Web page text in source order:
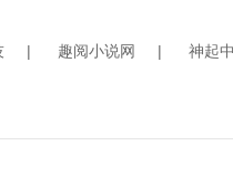
| 趣阅小说网 | 神起